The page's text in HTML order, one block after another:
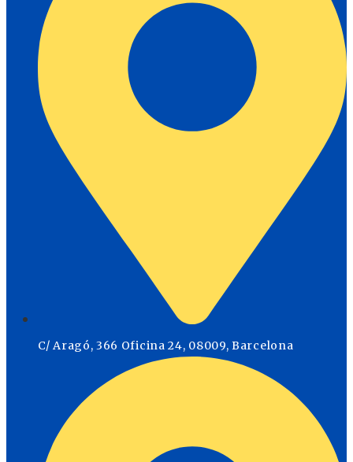
C/ Aragó, 366 Oficina 24, 08009, Barcelona